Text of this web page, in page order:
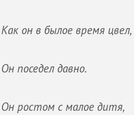
Как он в былое время
Он поседел давно.
Он ростом с малое дитя,